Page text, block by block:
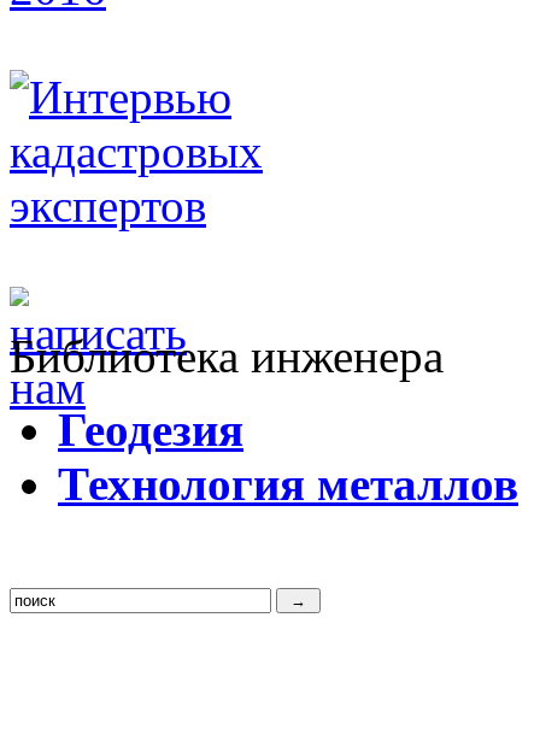
Библиотека инженера
Геодезия
Технология металлов